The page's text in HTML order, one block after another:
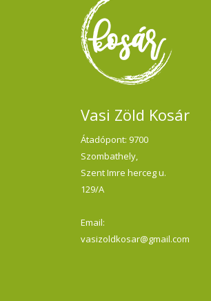
Vasi Zöld Kosár
Átadópont: 9700
Szombathely,
Szent Imre herceg u.
129/A
Email:
vasizoldkosar@gmail.com